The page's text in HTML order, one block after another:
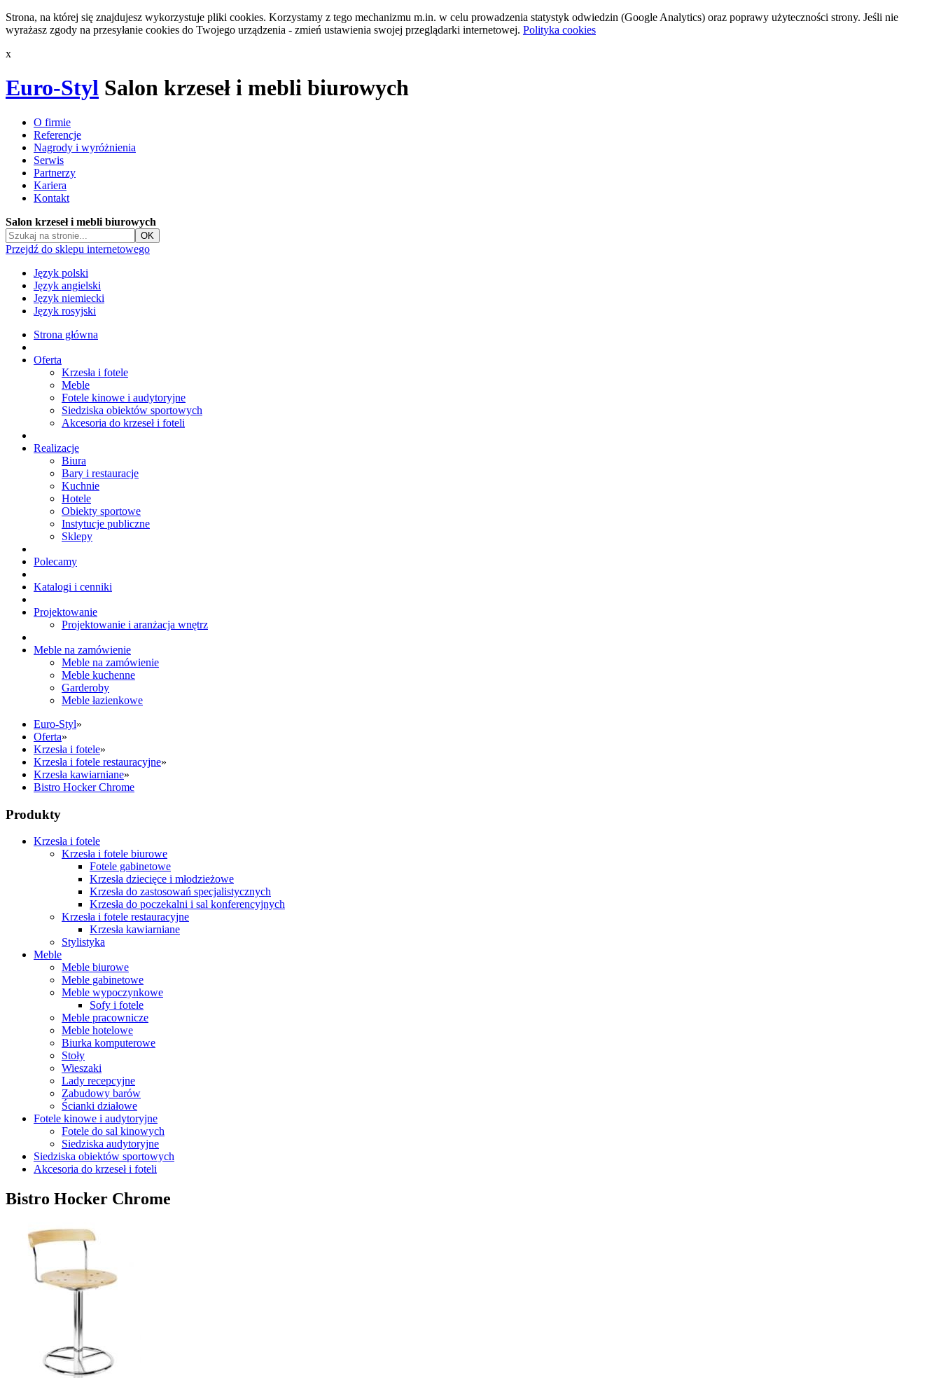
Strona, na której się znajdujesz wykorzystuje pliki cookies. Korzystamy z tego mechanizmu m.in. w celu prowadzenia statystyk odwiedzin (Google Analytics) oraz poprawy użyteczności strony. Jeśli nie
wyrażasz zgody na przesyłanie cookies do Twojego urządzenia - zmień ustawienia swojej przeglądarki internetowej. Polityka cookies
x
Euro-Styl Salon krzeseł i mebli biurowych
O firmie
Referencje
Nagrody i wyróżnienia
Serwis
Partnerzy
Kariera
Kontakt
Salon krzeseł i mebli biurowych
Przejdź do sklepu internetowego
Język polski
Język angielski
Język niemiecki
Język rosyjski
Strona główna
Oferta
Krzesła i fotele
Meble
Fotele kinowe i audytoryjne
Siedziska obiektów sportowych
Akcesoria do krzeseł i foteli
Realizacje
Biura
Bary i restauracje
Kuchnie
Hotele
Obiekty sportowe
Instytucje publiczne
Sklepy
Polecamy
Katalogi i cenniki
Projektowanie
Projektowanie i aranżacja wnętrz
Meble na zamówienie
Meble na zamówienie
Meble kuchenne
Garderoby
Meble łazienkowe
Euro-Styl»
Oferta»
Krzesła i fotele»
Krzesła i fotele restauracyjne»
Krzesła kawiarniane»
Bistro Hocker Chrome
Produkty
Krzesła i fotele
Krzesła i fotele biurowe
Fotele gabinetowe
Krzesła dziecięce i młodzieżowe
Krzesła do zastosowań specjalistycznych
Krzesła do poczekalni i sal konferencyjnych
Krzesła i fotele restauracyjne
Krzesła kawiarniane
Stylistyka
Meble
Meble biurowe
Meble gabinetowe
Meble wypoczynkowe
Sofy i fotele
Meble pracownicze
Meble hotelowe
Biurka komputerowe
Stoły
Wieszaki
Lady recepcyjne
Zabudowy barów
Ścianki działowe
Fotele kinowe i audytoryjne
Fotele do sal kinowych
Siedziska audytoryjne
Siedziska obiektów sportowych
Akcesoria do krzeseł i foteli
Bistro Hocker Chrome